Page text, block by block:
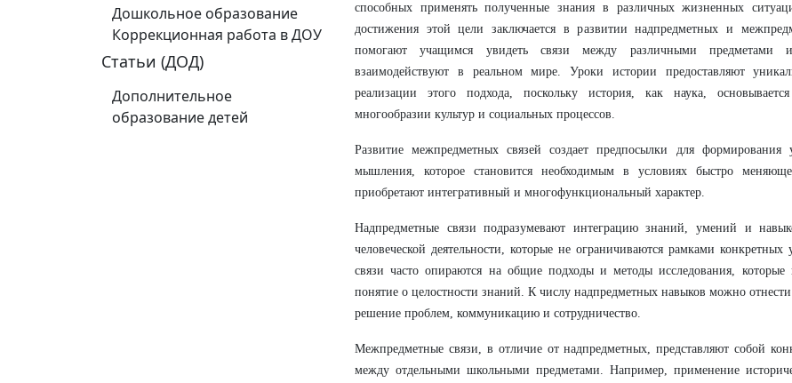
Дошкольное образование
Коррекционная работа в ДОУ
Статьи (ДОД)
Дополнительное
образование детей
способных применять полученные знания в различных жизненных
достижения этой цели заключается в развитии надпредметных и
помогают учащимся увидеть связи между различными
взаимодействуют в реальном мире. Уроки истории предоставляют
реализации этого подхода, поскольку история, как наука,
многообразии культур и социальных процессов.
Развитие межпредметных связей создает предпосылки для формирования
мышления, которое становится необходимым в условиях быстро
приобретают интегративный и многофункциональный характер.
Надпредметные связи подразумевают интеграцию знаний, умений и
человеческой деятельности, которые не ограничиваются рамками
связи часто опираются на общие подходы и методы исследования, которые
понятие о целостности знаний. К числу надпредметных навыков можно
решение проблем, коммуникацию и сотрудничество.
Межпредметные связи, в отличие от надпредметных, представляют собой
между отдельными школьными предметами. Например, применение